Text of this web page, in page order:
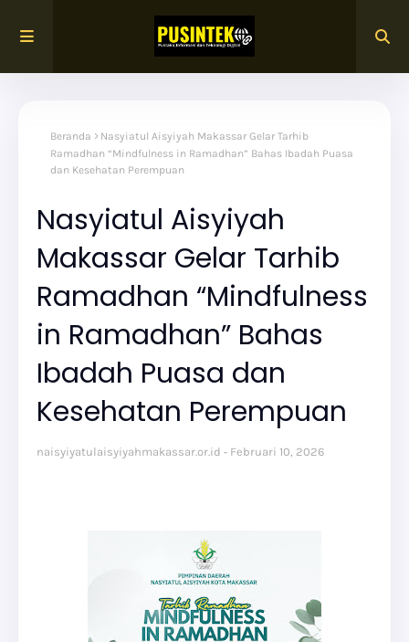
Beranda
Nasyiatul Aisyiyah Makassar Gelar Tarhib
Ramadhan “Mindfulness in Ramadhan” Bahas Ibadah Puasa
dan Kesehatan Perempuan
Nasyiatul Aisyiyah
Makassar Gelar Tarhib
Ramadhan “Mindfulness
in Ramadhan” Bahas
Ibadah Puasa dan
Kesehatan Perempuan
naisyiyatulaisyiyahmakassar.or.id Februari 10, 2026